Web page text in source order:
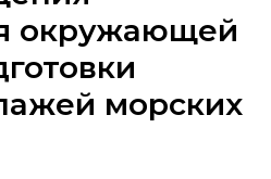
окружающей
морских